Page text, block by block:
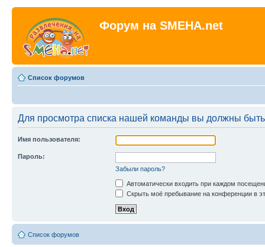
Форум на SMEHA.net
Список форумов
Для просмотра списка нашей команды вы должны
Имя пользователя:
Пароль:
Забыли пароль?
Автоматически входить при каждом
Скрыть моё пребывание на конференции в
Список форумов